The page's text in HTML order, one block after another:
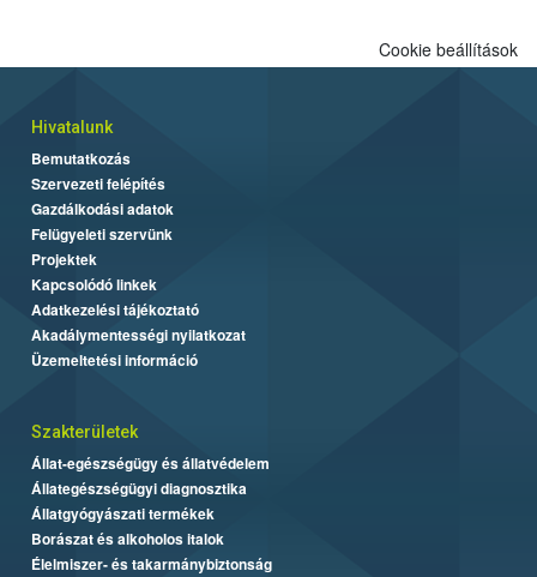
Cookie beállítások
Hivatalunk
Bemutatkozás
Szervezeti felépítés
Gazdálkodási adatok
Felügyeleti szervünk
Projektek
Kapcsolódó linkek
Adatkezelési tájékoztató
Akadálymentességi nyilatkozat
Üzemeltetési információ
Szakterületek
Állat-egészségügy és állatvédelem
Állategészségügyi diagnosztika
Állatgyógyászati termékek
Borászat és alkoholos italok
Élelmiszer- és takarmánybiztonság